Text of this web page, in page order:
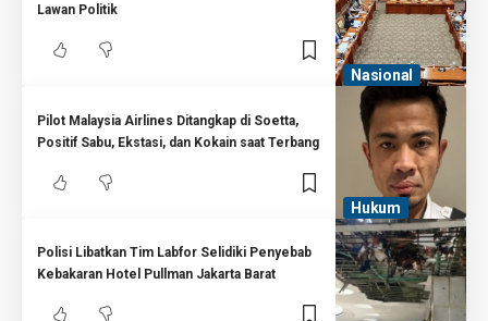
Nasional
Lawan Politik
Hukum
Pilot Malaysia Airlines Ditangkap di Soetta,
Positif Sabu, Ekstasi, dan Kokain saat Terbang
Polisi Libatkan Tim Labfor Selidiki Penyebab
Kebakaran Hotel Pullman Jakarta Barat